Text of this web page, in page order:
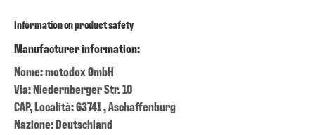
Information on product safety
Manufacturer information:
Nome: motodox GmbH
Via: Niedernberger Str. 10
CAP, Località: 63741 , Aschaffenburg
Nazione: Deutschland